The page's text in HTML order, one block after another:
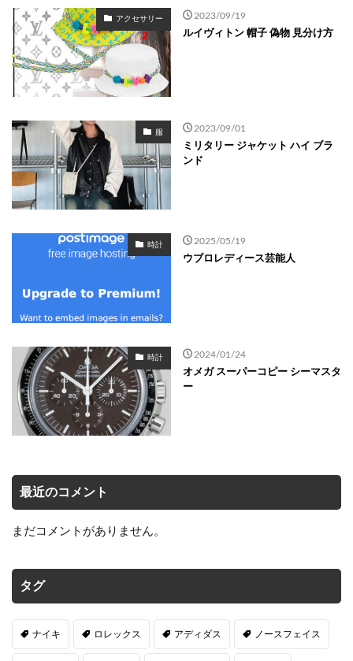
アクセサリー 2023/09/19
ルイヴィトン 帽子 偽物 見分け方
服 2023/09/01
ミリタリー ジャケット ハイ ブラ
ンド
時計 2025/05/19
ウブロレディース芸能人
時計 2024/01/24
オメガ スーパーコピー シーマスタ
ー
最近のコメント
まだコメントがありません。
タグ
ナイキ ロレックス アディダス ノースフェイス